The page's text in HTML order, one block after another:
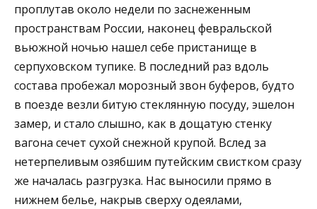
проплутав около недели по заснеженным
пространствам России, наконец февральской
вьюжной ночью нашел себе пристанище в
серпуховском тупике. В последний раз вдоль
состава пробежал морозный звон буферов, будто
в поезде везли битую стеклянную посуду, эшелон
замер, и стало слышно, как в дощатую стенку
вагона сечет сухой снежной крупой. Вслед за
нетерпеливым озябшим путейским свистком сразу
же началась разгрузка. Нас выносили прямо в
нижнем белье, накрыв сверху одеялами,